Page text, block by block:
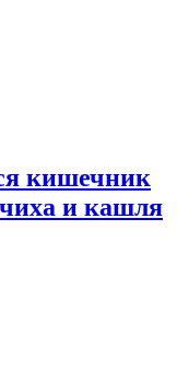
кишечник
и кашля